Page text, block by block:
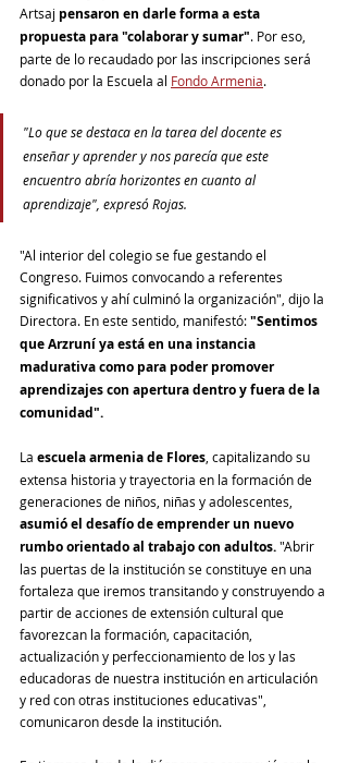
Artsaj pensaron en darle forma a esta
propuesta para "colaborar y sumar". Por eso,
parte de lo recaudado por las inscripciones será
donado por la Escuela al Fondo Armenia.
"Lo que se destaca en la tarea del docente es
enseñar y aprender y nos parecía que este
encuentro abría horizontes en cuanto al
aprendizaje", expresó Rojas.
"Al interior del colegio se fue gestando el
Congreso. Fuimos convocando a referentes
significativos y ahí culminó la organización", dijo la
Directora. En este sentido, manifestó: "Sentimos
que Arzruní ya está en una instancia
madurativa como para poder promover
aprendizajes con apertura dentro y fuera de la
comunidad".
La escuela armenia de Flores , capitalizando su
extensa historia y trayectoria en la formación de
generaciones de niños, niñas y adolescentes,
asumió el desafío de emprender un nuevo
rumbo orientado al trabajo con adultos. "Abrir
las puertas de la institución se constituye en una
fortaleza que iremos transitando y construyendo a
partir de acciones de extensión cultural que
favorezcan la formación, capacitación,
actualización y perfeccionamiento de los y las
educadoras de nuestra institución en articulación
y red con otras instituciones educativas",
comunicaron desde la institución.